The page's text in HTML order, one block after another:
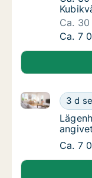
Ca.
Ca.
Ca. 7
3 d
Lägenhet att
angivet
Ca. 7